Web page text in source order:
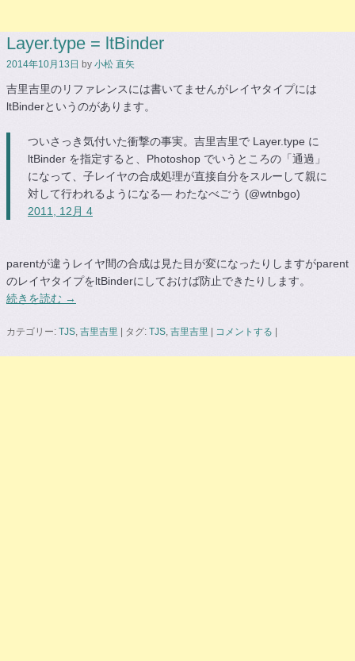
Layer.type = ltBinder
2014年10月13日 by 小松 直矢
吉里吉里のリファレンスには書いてませんがレイヤタイプには
ltBinderというのがあります。
ついさっき気付いた衝撃の事実。吉里吉里で Layer.type に
ltBinder を指定すると、Photoshop でいうところの「通過」
になって、子レイヤの合成処理が直接自分をスルーして親に
対して行われるようになる— わたなべごう (@wtnbgo)
2011, 12月 4
parentが違うレイヤ間の合成は見た目が変になったりしますがparent
のレイヤタイプをltBinderにしておけば防止できたりします。
続きを読む →
カテゴリー: TJS 吉里吉里 | タグ: TJS 吉里吉里 | コメントする |